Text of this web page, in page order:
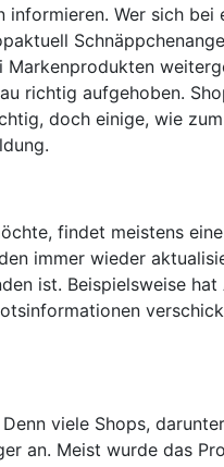
Wer sich bei
richtig aufgehoben.
doch einige, wie
findet meistens
immer wieder
ist. Beispielsweise
viele Shops,
an. Meist wurde das